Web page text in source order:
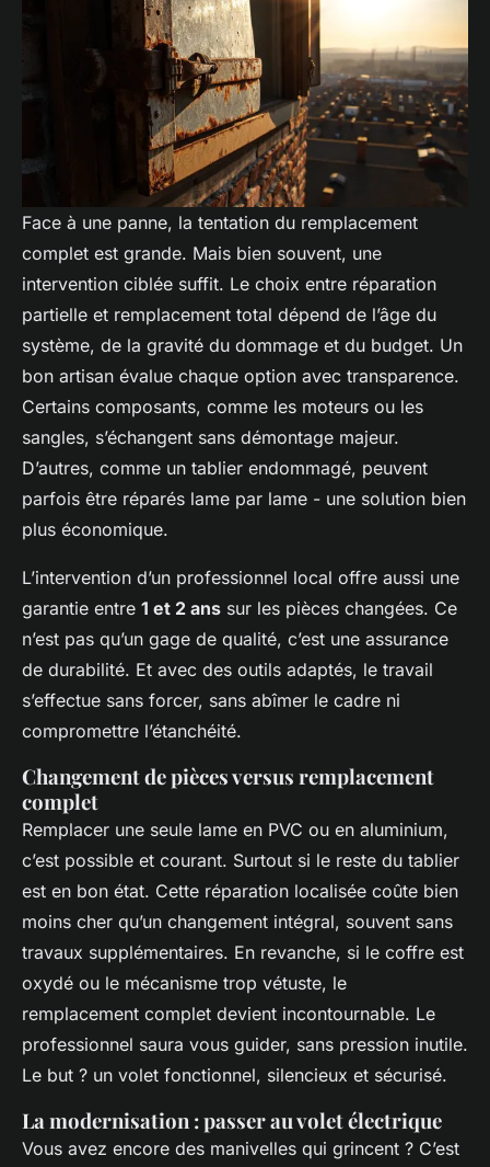
Face à une panne, la tentation du remplacement
complet est grande. Mais bien souvent, une
intervention ciblée suffit. Le choix entre réparation
partielle et remplacement total dépend de l’âge du
système, de la gravité du dommage et du budget. Un
bon artisan évalue chaque option avec transparence.
Certains composants, comme les moteurs ou les
sangles, s’échangent sans démontage majeur.
D’autres, comme un tablier endommagé, peuvent
parfois être réparés lame par lame - une solution bien
plus économique.
L’intervention d’un professionnel local offre aussi une
garantie entre 1 et 2 ans sur les pièces changées. Ce
n’est pas qu’un gage de qualité, c’est une assurance
de durabilité. Et avec des outils adaptés, le travail
s’effectue sans forcer, sans abîmer le cadre ni
compromettre l’étanchéité.
Changement de pièces versus remplacement
complet
Remplacer une seule lame en PVC ou en aluminium,
c’est possible et courant. Surtout si le reste du tablier
est en bon état. Cette réparation localisée coûte bien
moins cher qu’un changement intégral, souvent sans
travaux supplémentaires. En revanche, si le coffre est
oxydé ou le mécanisme trop vétuste, le
remplacement complet devient incontournable. Le
professionnel saura vous guider, sans pression inutile.
Le but ? un volet fonctionnel, silencieux et sécurisé.
La modernisation : passer au volet électrique
Vous avez encore des manivelles qui grincent ? C’est